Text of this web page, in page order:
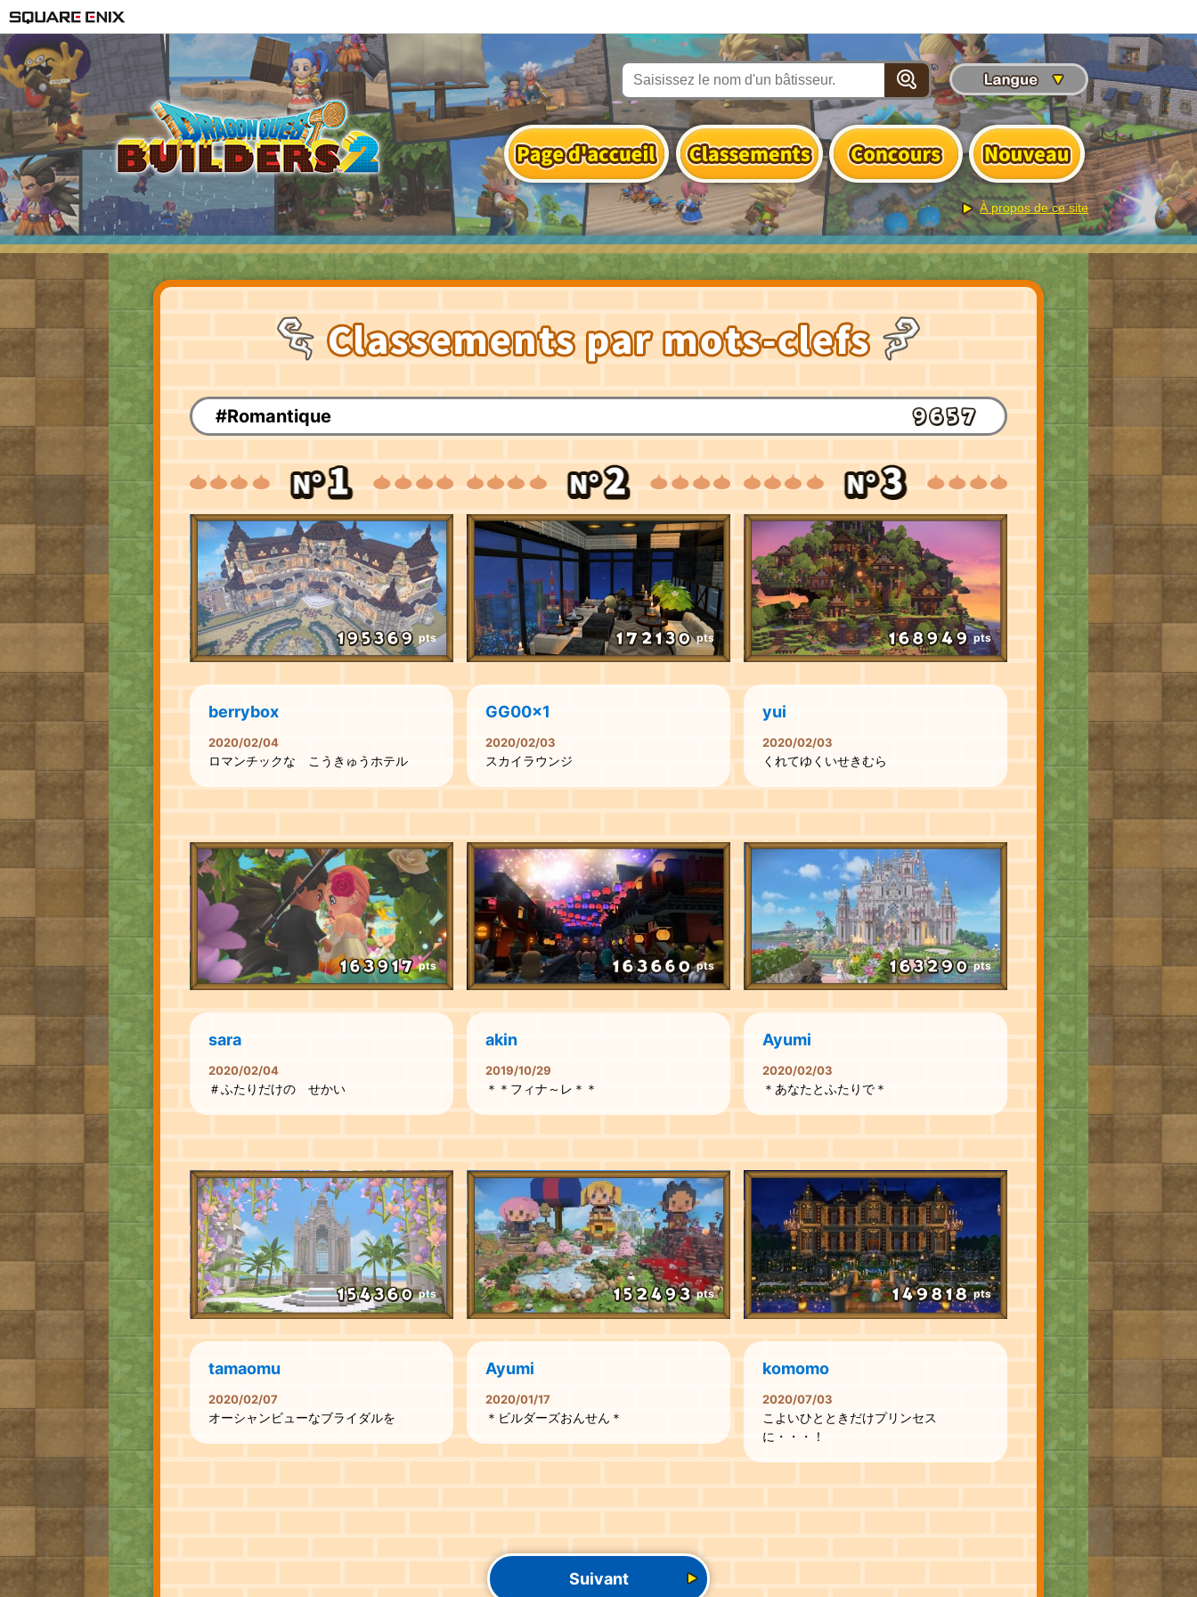
À propos de ce site
#Romantique
pts
berrybox
2020/02/04
ロマンチックな こうきゅうホテル
pts
GG00x1
2020/02/03
スカイラウンジ
pts
yui
2020/02/03
くれてゆくいせきむら
pts
sara
2020/02/04
＃ふたりだけの せかい
pts
akin
2019/10/29
＊＊フィナ～レ＊＊
pts
Ayumi
2020/02/03
＊あなたとふたりで＊
pts
tamaomu
2020/02/07
オーシャンビューなブライダルを
pts
Ayumi
2020/01/17
＊ビルダーズおんせん＊
pts
komomo
2020/07/03
こよいひとときだけプリンセス
に・・・！
Suivant